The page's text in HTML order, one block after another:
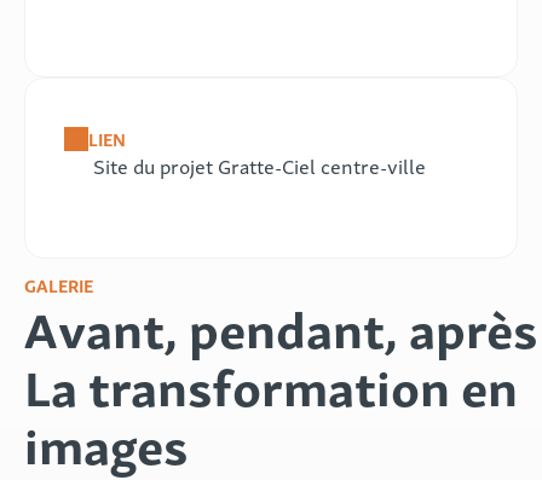
LIEN
Site du projet Gratte-Ciel centre-ville
GALERIE
Avant, pendant,
La transformation en
images